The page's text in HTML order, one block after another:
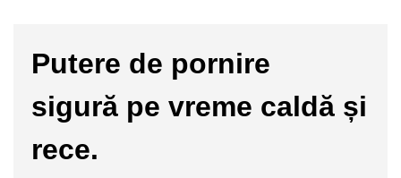
Putere de pornire
sigură pe vreme caldă și
rece.